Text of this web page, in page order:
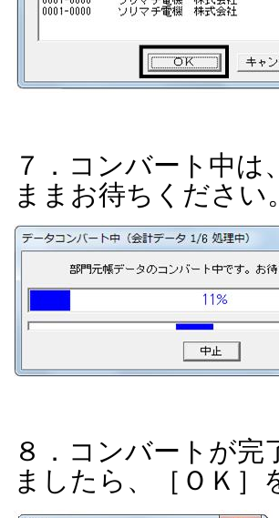
７．コンバート中
ままお待ちください。
８．コンバートが
ましたら、［ＯＫ